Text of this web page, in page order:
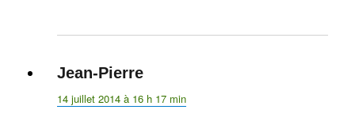
Jean-Pierredit :
14 juillet 2014 à 16 h 17 min